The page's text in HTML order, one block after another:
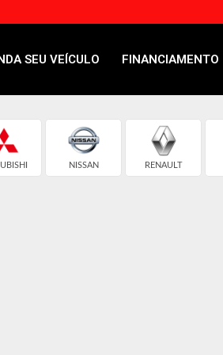
SEU VEÍCULO FINANCIAMENTO
NISSAN RENAULT